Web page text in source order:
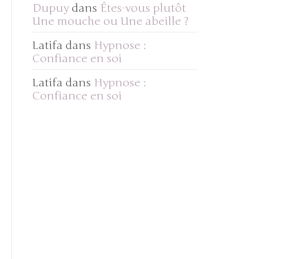
Dupuy dans Êtes-vous plutôt
Une mouche ou Une abeille ?
Latifa dans Hypnose :
Confiance en soi
Latifa dans Hypnose :
Confiance en soi